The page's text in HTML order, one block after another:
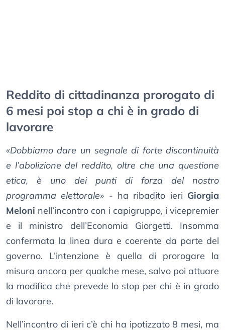
Reddito di cittadinanza prorogato di
6 mesi poi stop a chi è in grado di
lavorare
«Dobbiamo dare un segnale di forte discontinuità
e l’abolizione del reddito, oltre che una questione
etica, è uno dei punti di forza del nostro
programma elettorale» - ha ribadito ieri Giorgia
Meloni nell’incontro con i capigruppo, i vicepremier
e il ministro dell’Economia Giorgetti. Insomma
confermata la linea dura e coerente da parte del
governo. L’intenzione è quella di prorogare la
misura ancora per qualche mese, salvo poi attuare
la modifica che prevede lo stop per chi è in grado
di lavorare.
Nell’incontro di ieri c’è chi ha ipotizzato 8 mesi, ma